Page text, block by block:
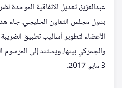
عبدالعزيز، تعديل الاتفاقية الموحدة
بدول مجلس التعاون الخليجي. جاء
الأعضاء لتطوير أساليب تطبيق
3 مايو 2017.